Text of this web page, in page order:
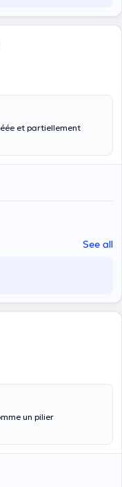
et partiellement
See all
un pilier